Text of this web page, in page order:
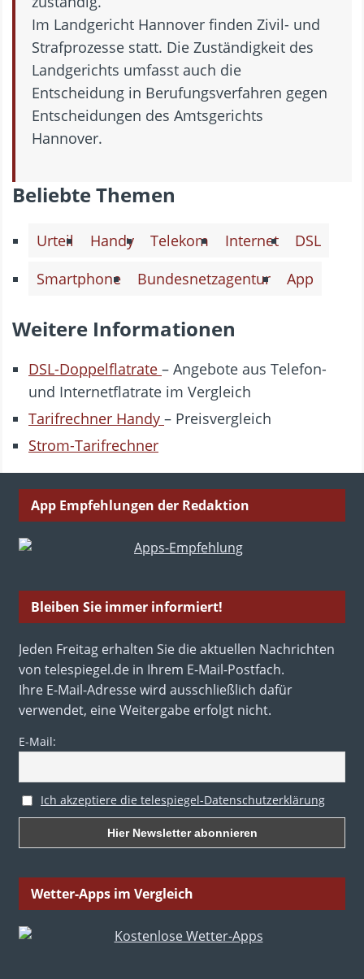
Im Landgericht Hannover finden Zivil- und
Strafprozesse statt. Die Zuständigkeit des
Landgerichts umfasst auch die
Entscheidung in Berufungsverfahren gegen
Entscheidungen des Amtsgerichts
Hannover.
Beliebte Themen
Urteil Handy Telekom Internet
DSL
Smartphone
Bundesnetzagentur App
Weitere Informationen
DSL-Doppelflatrate – Angebote aus Telefon-
und Internetflatrate im Vergleich
Tarifrechner Handy – Preisvergleich
Strom-Tarifrechner
App Empfehlungen der Redaktion
Bleiben Sie immer informiert!
Jeden Freitag erhalten Sie die aktuellen Nachrichten
von telespiegel.de in Ihrem E-Mail-Postfach.
Ihre E-Mail-Adresse wird ausschließlich dafür
verwendet, eine Weitergabe erfolgt nicht.
E-Mail:
Ich akzeptiere die telespiegel-Datenschutzerklärung
Wetter-Apps im Vergleich